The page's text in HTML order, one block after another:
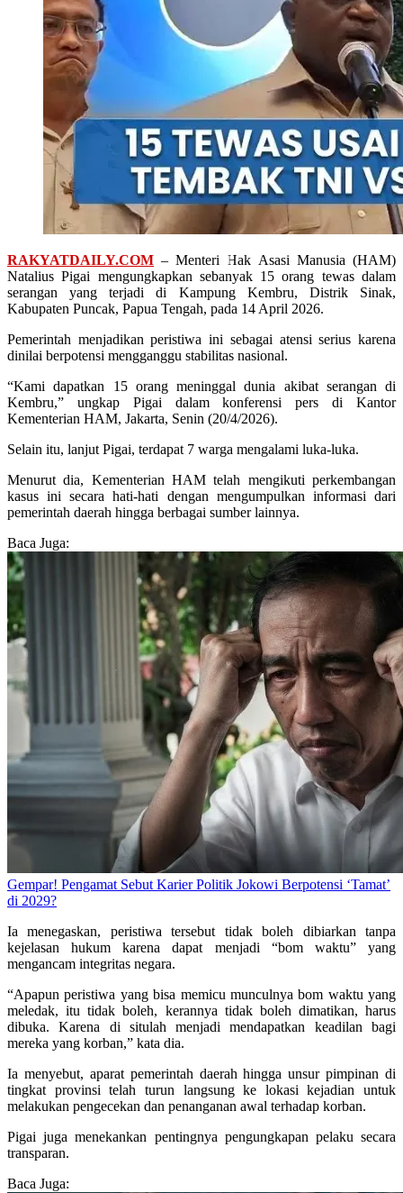
RAKYATDAILY.COM – Menteri Hak Asasi Manusia (HAM)
Natalius Pigai mengungkapkan sebanyak 15 orang tewas dalam
serangan yang terjadi di Kampung Kembru, Distrik Sinak,
Kabupaten Puncak, Papua Tengah, pada 14 April 2026.
Pemerintah menjadikan peristiwa ini sebagai atensi serius karena
dinilai berpotensi mengganggu stabilitas nasional.
“Kami dapatkan 15 orang meninggal dunia akibat serangan di
Kembru,” ungkap Pigai dalam konferensi pers di Kantor
Kementerian HAM, Jakarta, Senin (20/4/2026).
Selain itu, lanjut Pigai, terdapat 7 warga mengalami luka-luka.
Menurut dia, Kementerian HAM telah mengikuti perkembangan
kasus ini secara hati-hati dengan mengumpulkan informasi dari
pemerintah daerah hingga berbagai sumber lainnya.
Baca Juga:
Gempar! Pengamat Sebut Karier Politik Jokowi Berpotensi ‘Tamat’
di 2029?
Ia menegaskan, peristiwa tersebut tidak boleh dibiarkan tanpa
kejelasan hukum karena dapat menjadi “bom waktu” yang
mengancam integritas negara.
“Apapun peristiwa yang bisa memicu munculnya bom waktu yang
meledak, itu tidak boleh, kerannya tidak boleh dimatikan, harus
dibuka. Karena di situlah menjadi mendapatkan keadilan bagi
mereka yang korban,” kata dia.
Ia menyebut, aparat pemerintah daerah hingga unsur pimpinan di
tingkat provinsi telah turun langsung ke lokasi kejadian untuk
melakukan pengecekan dan penanganan awal terhadap korban.
Pigai juga menekankan pentingnya pengungkapan pelaku secara
transparan.
Baca Juga: